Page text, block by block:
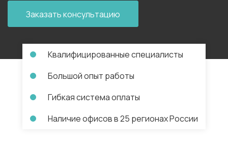
Заказать консультацию
Квалифицированные специалисты
Большой опыт работы
Гибкая система оплаты
Наличие офисов в 25 регионах России